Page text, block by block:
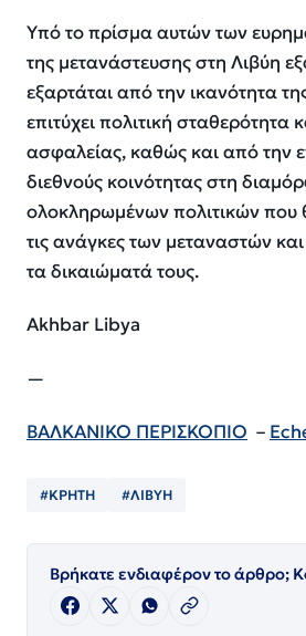
Υπό το πρίσμα αυτών των
της μετανάστευσης στη Λιβύη
εξαρτάται από την ικανότητα
επιτύχει πολιτική σταθερότητα
ασφαλείας, καθώς και από την
διεθνούς κοινότητας στη
ολοκληρωμένων πολιτικών που
τις ανάγκες των μεταναστών
τα δικαιώματά τους.
Akhbar Libya
—
ΒΑΛΚΑΝΙΚΟ ΠΕΡΙΣΚΟΠΙΟ –
#ΚΡΗΤΗ #ΛΙΒΥΗ
Βρήκατε ενδιαφέρον το άρθρο;